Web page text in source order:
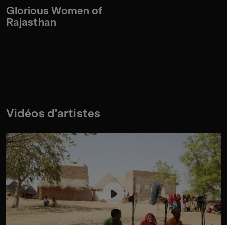
Glorious Women of
Rajasthan
Vidéos d'artistes